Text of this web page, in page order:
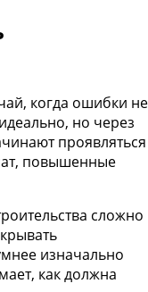
когда ошибки не
но через
проявляться
повышенные
сложно
изначально
как должна